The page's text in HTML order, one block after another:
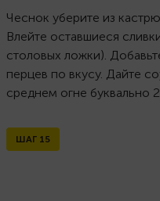
Чеснок уберите из
Влейте оставшиеся
столовых ложки).
перцев по вкусу. Дайте
среднем огне буквально
ШАГ 15